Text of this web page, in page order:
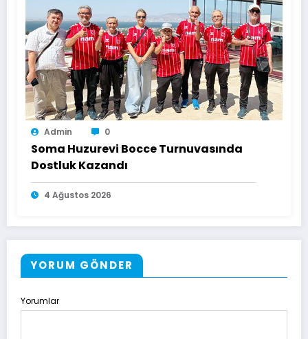
Admin 0
Soma Huzurevi Bocce Turnuvasında
Dostluk Kazandı
4 Ağustos 2026
YORUM GÖNDER
Yorumlar